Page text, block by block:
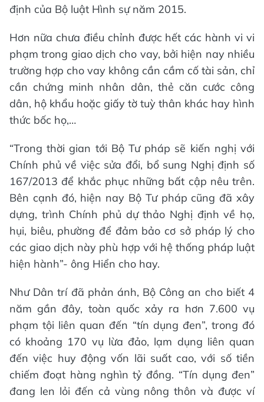
định của Bộ luật Hình sự năm 2015.
Hơn nữa chưa điều chỉnh được hết các hành vi vi
phạm trong giao dịch cho vay, bởi hiện nay nhiều
trường hợp cho vay không cần cầm cố tài sản, chỉ
cần chứng minh nhân dân, thẻ căn cước công
dân, hộ khẩu hoặc giấy tờ tuỳ thân khác hay hình
thức bốc họ,…
“Trong thời gian tới Bộ Tư pháp sẽ kiến nghị với
Chính phủ về việc sửa đổi, bổ sung Nghị định số
167/2013 để khắc phục những bất cập nêu trên.
Bên cạnh đó, hiện nay Bộ Tư pháp cũng đã xây
dựng, trình Chính phủ dự thảo Nghị định về họ,
hụi, biêu, phường để đảm bảo cơ sở pháp lý cho
các giao dịch này phù hợp với hệ thống pháp luật
hiện hành”- ông Hiển cho hay.
Như Dân trí đã phản ánh, Bộ Công an cho biết 4
năm gần đây, toàn quốc xảy ra hơn 7.600 vụ
phạm tội liên quan đến “tín dụng đen”, trong đó
có khoảng 170 vụ lừa đảo, lạm dụng liên quan
đến việc huy động vốn lãi suất cao, với số tiền
chiếm đoạt hàng nghìn tỷ đồng. “Tín dụng đen”
đang len lỏi đến cả vùng nông thôn và được ví